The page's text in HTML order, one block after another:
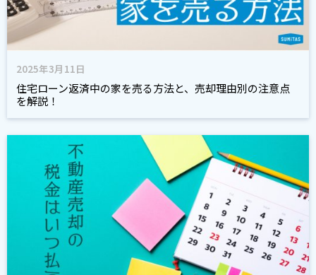
2025年3月11日
住宅ローン返済中の家を売る方法と、売却理由別の注意点
を解説！